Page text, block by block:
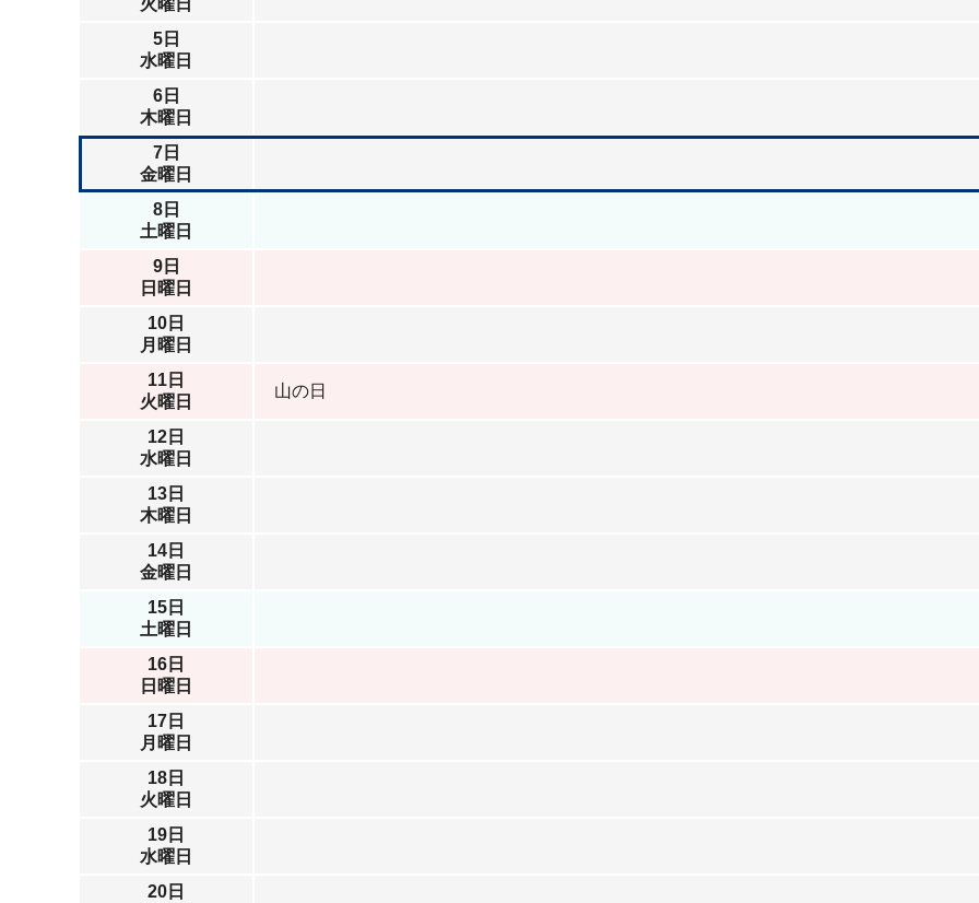
火曜日
5日
水曜日
6日
木曜日
7日
金曜日
8日
土曜日
9日
日曜日
10日
月曜日
11日
火曜日
山の日
12日
水曜日
13日
木曜日
14日
金曜日
15日
土曜日
16日
日曜日
17日
月曜日
18日
火曜日
19日
水曜日
20日